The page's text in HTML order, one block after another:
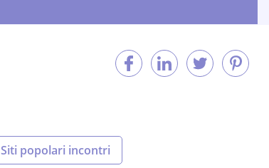
Siti popolari incontri